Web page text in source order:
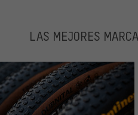
LAS MEJORES